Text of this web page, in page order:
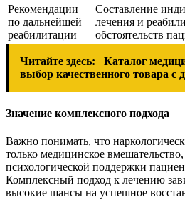
Рекомендации
по дальнейшей
реабилитации
Составление
лечения и
обстоятельств
Читайте здесь:
Каталог
выбор качественного товара с
Значение комплексного подхода
Важно понимать, что
только медицинское
психологической поддержки
Комплексный подход к лечению
высокие шансы на успешное